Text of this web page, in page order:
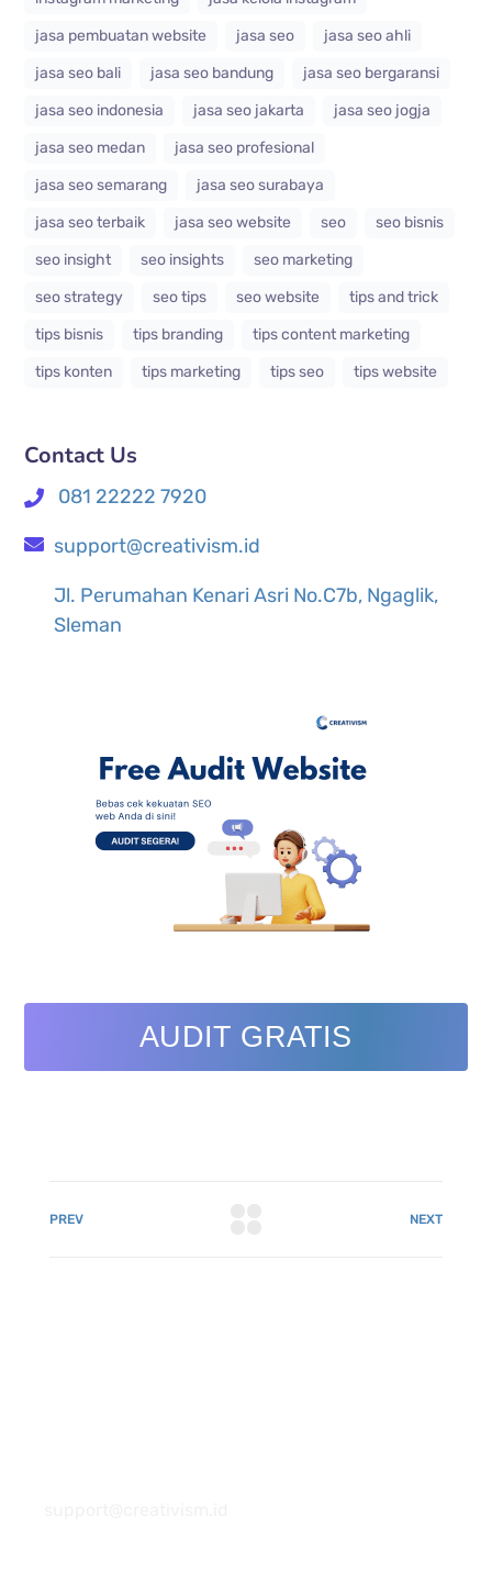
jasa pembuatan website
jasa seo
jasa seo ahli
jasa seo bali
jasa seo bandung
jasa seo bergaransi
jasa seo indonesia
jasa seo jakarta
jasa seo jogja
jasa seo medan
jasa seo profesional
jasa seo semarang
jasa seo surabaya
jasa seo terbaik
jasa seo website seo
seo bisnis
seo insight
seo insights
seo marketing
seo strategy
seo tips seo website
tips and trick
tips bisnis
tips branding
tips content marketing
tips konten
tips marketing tips seo tips website
Contact Us
081 22222 7920
support@creativism.id
Jl. Perumahan Kenari Asri No.C7b, Ngaglik,
Sleman
AUDIT GRATIS
PREV NEXT